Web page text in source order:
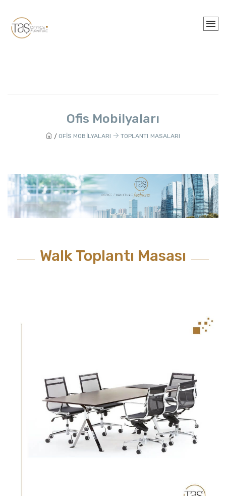
Ofis Mobilyaları
OFIS MOBILYALARI TOPLANTI MASALARI
Walk Toplantı Masası